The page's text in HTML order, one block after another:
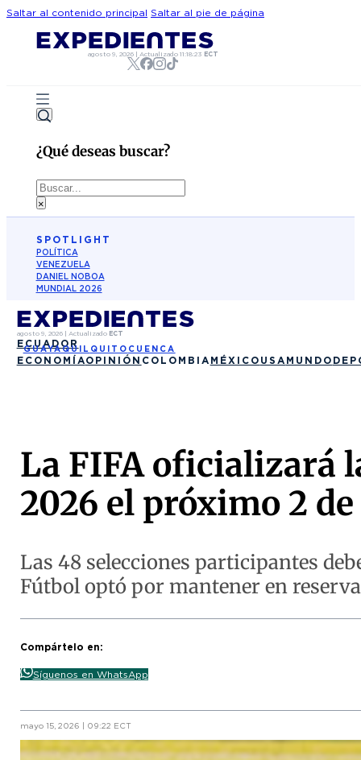
Saltar al contenido principal Saltar al pie de página
agosto 9, 2026 |Actualizado11:18:23 ECT
¿Qué deseas buscar?
Buscar
×
SPOTLIGHT
POLÍTICA
VENEZUELA
DANIEL NOBOA
MUNDIAL 2026
agosto 9, 2026| Actualizado ECT
ECUADOR
GUAYAQUIL QUITO CUENCA
ECONOMÍAOPINIÓN COLOMBIA MÉXICO USA MUNDO
La FIFA oficializará
2026 el próximo 2
Las 48 selecciones participantes
Fútbol optó por mantener en
Compártelo en:
Síguenos en WhatsApp
mayo 15, 2026 | 09:22 ECT